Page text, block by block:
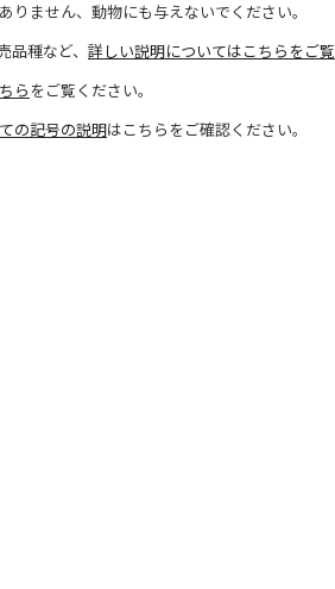
ません、動物にも与えないでください。
種など、 詳しい説明についてはこちらをご覧
ら をご覧ください。
の記号の説明はこちらをご確認ください。